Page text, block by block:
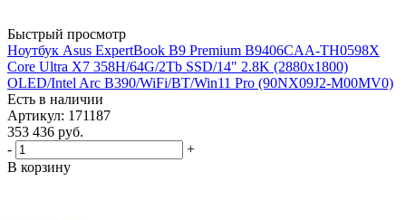
Быстрый просмотр
Ноутбук Asus ExpertBook B9 Premium B9406CAA-TH0598X
Core Ultra X7 358H/64G/2Tb SSD/14" 2.8K (2880х1800)
OLED/Intel Arc B390/WiFi/BT/Win11 Pro (90NX09J2-M00MV0)
Есть в наличии
Артикул: 171187
353 436 руб.
-
+
В корзину